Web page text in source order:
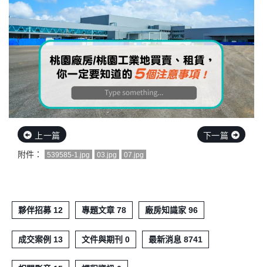
上一篇
下一篇
附件：
539585-1.jpg 03.jpg 07.jpg
夥伴招募 12 專題文章 78 廠房知識家 96
成交案例 13 文件與期刊 0 最新消息 8741